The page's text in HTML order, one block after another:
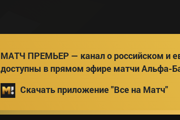
МАТЧ ПРЕМЬЕР — канал о российском и
доступны в прямом эфире матчи Альфа-
Скачать приложение "Все на Матч"